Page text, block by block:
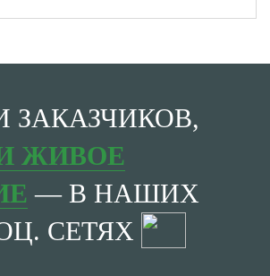
ЗАКАЗЧИКОВ,
ЖИВОЕ
— В НАШИХ
СЕТЯХ